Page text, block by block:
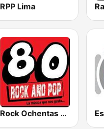
RPP Lima
Rock Ochentas Radio